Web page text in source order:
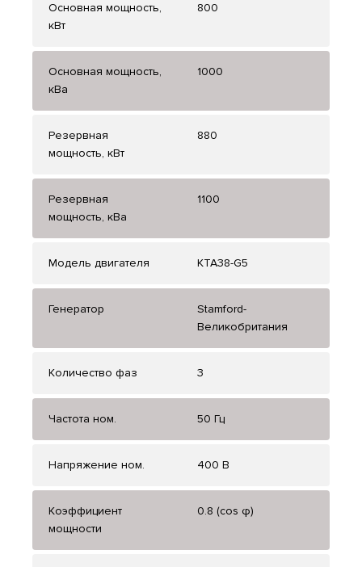
Основная мощность,
кВт
800
Основная мощность,
кВа
1000
Резервная
мощность, кВт
880
Резервная
мощность, кВа
1100
Модель двигателя KTA38-G5
Генератор
Stamford-
Великобритания
Количество фаз 3
Частота ном. 50 Гц
Напряжение ном. 400 В
Коэффициент
мощности
0.8 (cos φ)